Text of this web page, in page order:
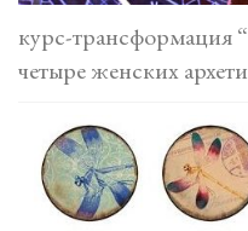
курс-трансформация
четыре женских